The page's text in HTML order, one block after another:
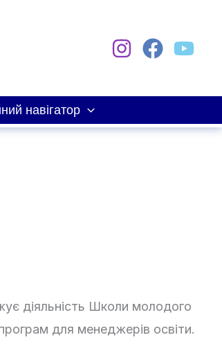
навігатор
діяльність Школи молодого
для менеджерів освіти.